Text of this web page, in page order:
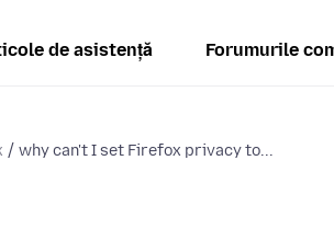
de asistență Forumurile
why can't I set Firefox privacy to...